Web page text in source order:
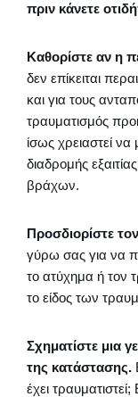
πριν κάνετε
Καθορίστε αν η
δεν επίκειται
και για τους
τραυματισμός
ίσως χρειαστεί να
διαδρομής
βράχων.
Προσδιορίστε
γύρω σας για να
το ατύχημα ή τον
το είδος των
Σχηματίστε μια
της κατάστασης.
έχει